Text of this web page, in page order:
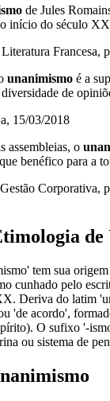
de Jules
início do século
Francesa,
unanimismo é a
de
15/03/2018
assembleias, o
benéfico para a
Corporativa,
de
tem sua
cunhado pelo
Deriva do latim
'de acordo',
O sufixo '-
ou sistema de